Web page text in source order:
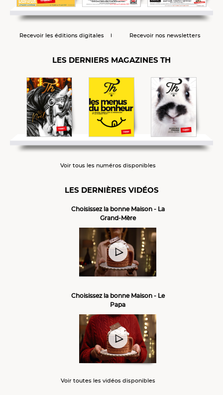
Recevoir les éditions digitales Recevoir nos newsletters
LES DERNIERS MAGAZINES TH
Voir tous les numéros disponibles
LES DERNIÈRES VIDÉOS
Choisissez la bonne Maison - La
Grand-Mère
Choisissez la bonne Maison - Le
Papa
Voir toutes les vidéos disponibles